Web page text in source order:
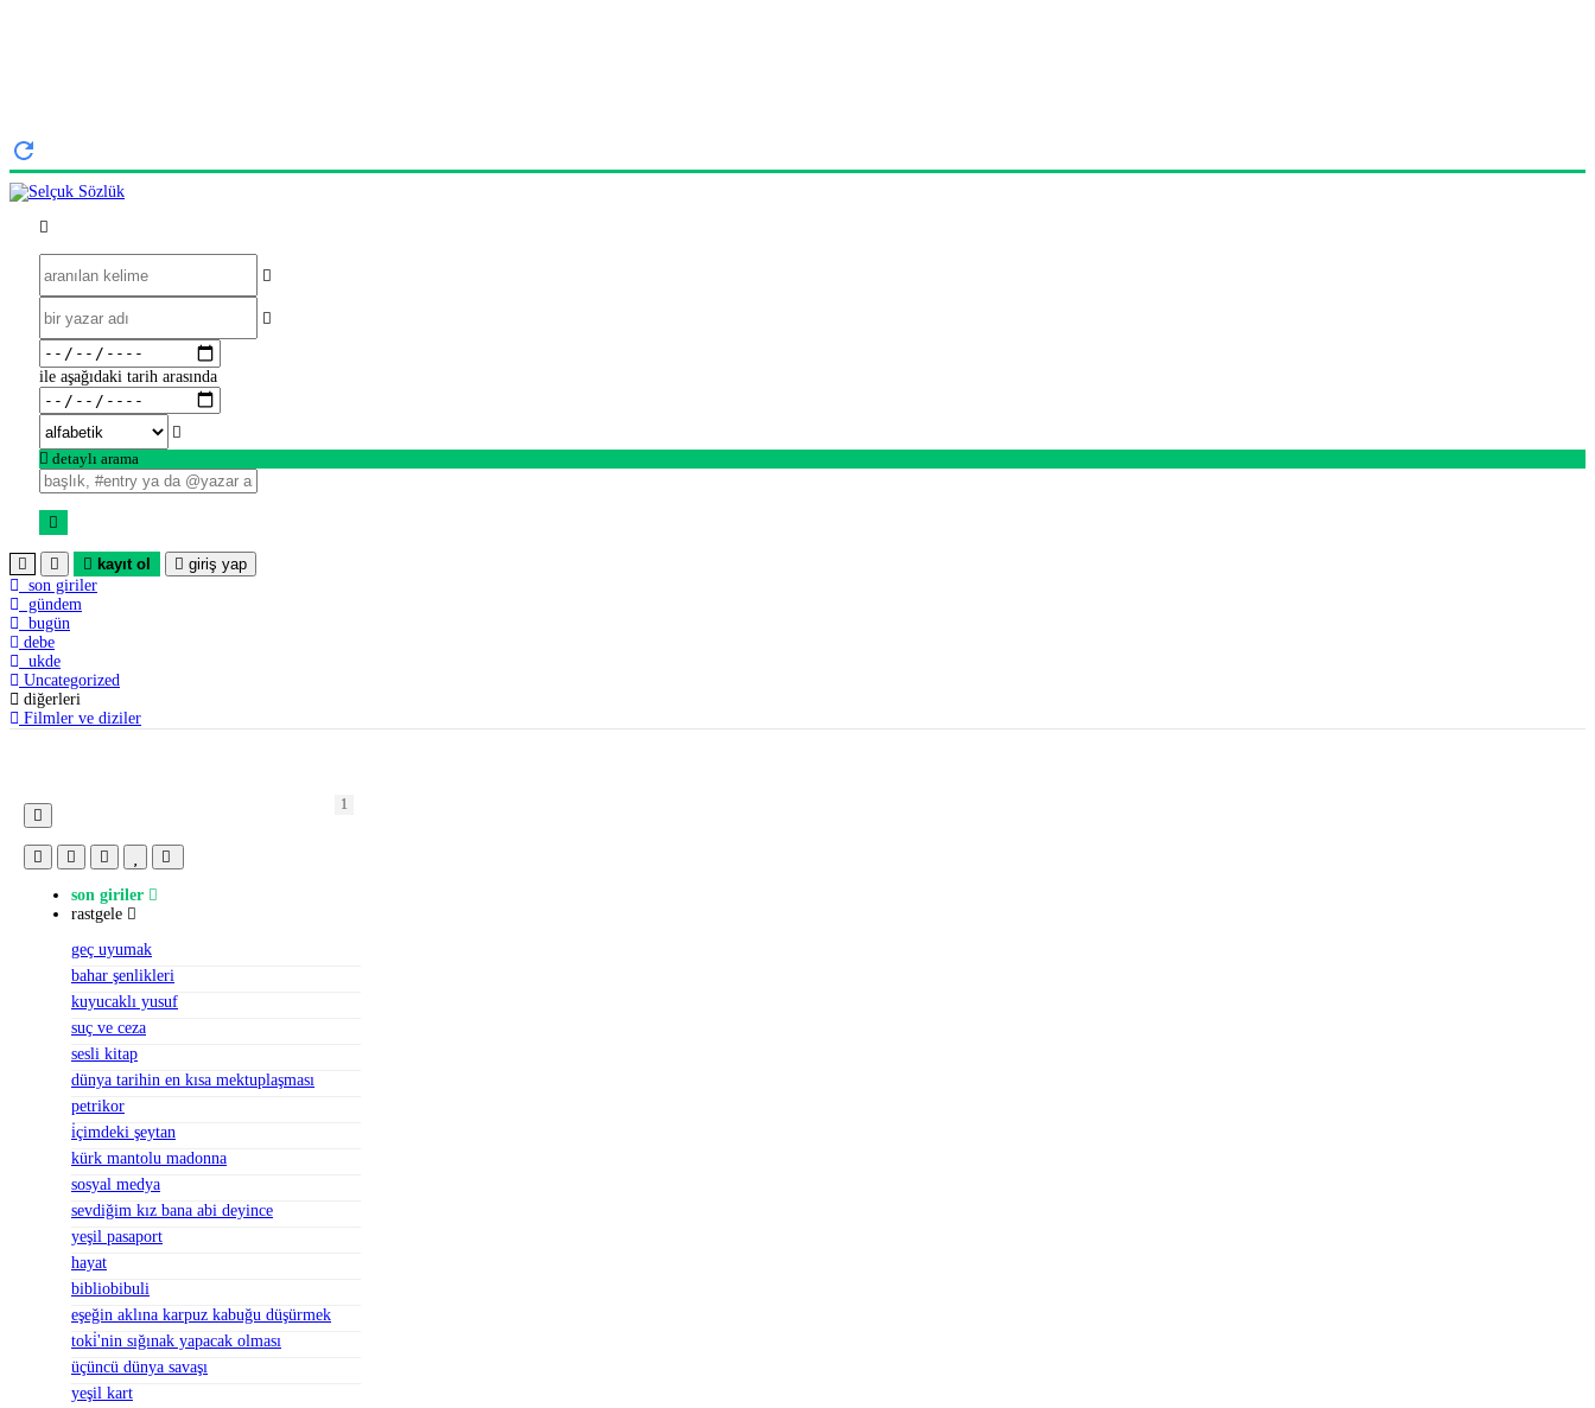
ile aşağıdaki tarih arasında
detaylı arama
kayıt ol
giriş yap
son giriler
gündem
bugün
debe
ukde
Uncategorized
diğerleri
Filmler ve diziler
son giriler
rastgele
geç uyumak
1
bahar şenlikleri
1
kuyucaklı yusuf
1
suç ve ceza
2
sesli kitap
2
dünya tarihin en kısa mektuplaşması
1
petrikor
1
i̇çimdeki şeytan
1
kürk mantolu madonna
2
sosyal medya
1
sevdiğim kız bana abi deyince
2
yeşil pasaport
1
hayat
1
bibliobibuli
1
eşeğin aklına karpuz kabuğu düşürmek
1
toki̇'nin sığınak yapacak olması
1
üçüncü dünya savaşı
1
yeşil kart
1
1
1